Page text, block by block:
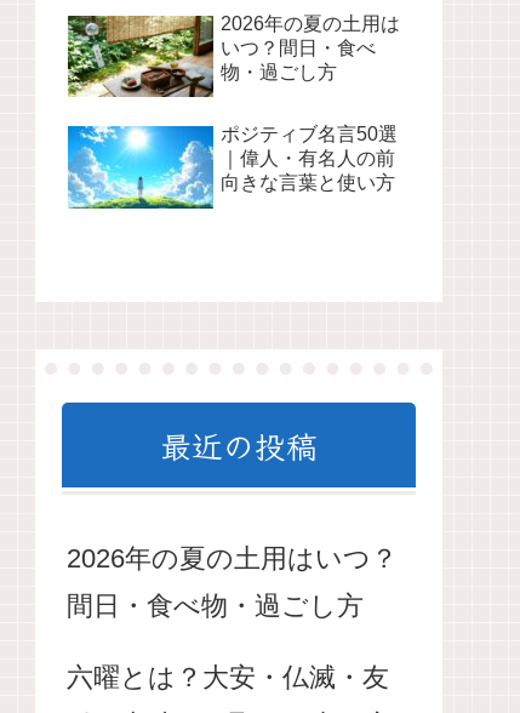
2026年の夏の土用は
いつ？間日・食べ
物・過ごし方
ポジティブ名言50選
｜偉人・有名人の前
向きな言葉と使い方
最近の投稿
2026年の夏の土用はいつ？
間日・食べ物・過ごし方
六曜とは？大安・仏滅・友